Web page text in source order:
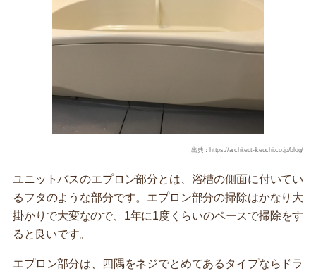
出典：https://architect-ikeuchi.co.jp/blog/
ユニットバスのエプロン部分とは、浴槽の側面に付いてい
るフタのような部分です。エプロン部分の掃除はかなり大
掛かりで大変なので、1年に1度くらいのペースで掃除をす
ると良いです。
エプロン部分は、四隅をネジでとめてあるタイプならドラ